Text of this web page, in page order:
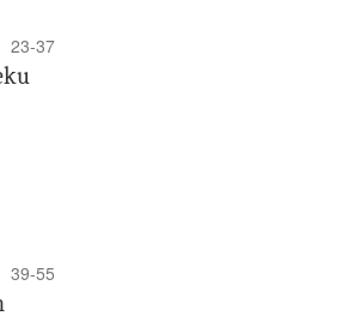
23-37
39-55